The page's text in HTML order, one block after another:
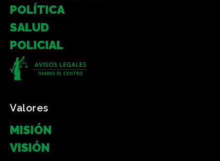
POLÍTICA
SALUD
POLICIAL
Valores
MISIÓN
VISIÓN